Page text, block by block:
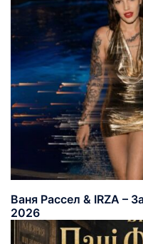
Ваня Рассел & IRZA –
2026